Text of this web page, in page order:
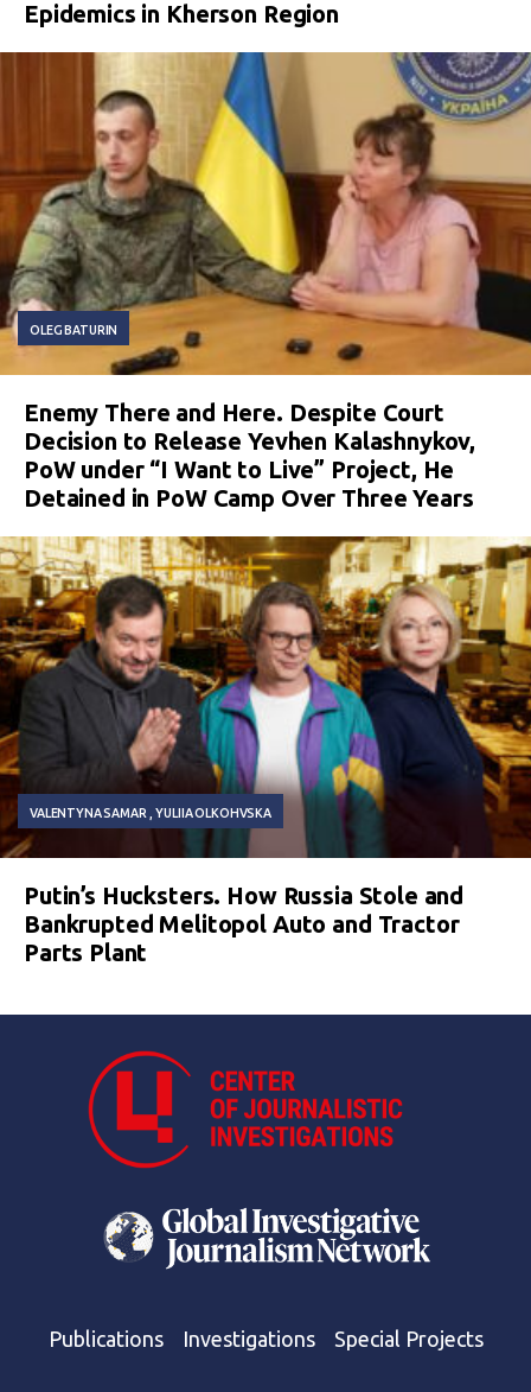
Epidemics in Kherson Region
OLEG BATURIN
Enemy There and Here. Despite Court
Decision to Release Yevhen Kalashnykov,
PoW under “I Want to Live” Project, He
Detained in PoW Camp Over Three Years
VALENTYNA SAMAR YULIIA OLKOHVSKA
Putin’s Hucksters. How Russia Stole and
Bankrupted Melitopol Auto and Tractor
Parts Plant
Publications Investigations Special Projects